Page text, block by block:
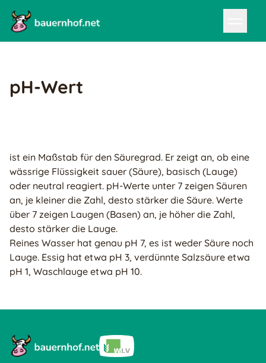
pH-Wert
ist ein Maßstab für den Säuregrad. Er zeigt an, ob eine
wässrige Flüssigkeit sauer (Säure), basisch (Lauge)
oder neutral reagiert. pH-Werte unter 7 zeigen Säuren
an, je kleiner die Zahl, desto stärker die Säure. Werte
über 7 zeigen Laugen (Basen) an, je höher die Zahl,
desto stärker die Lauge.
Reines Wasser hat genau pH 7, es ist weder Säure noch
Lauge. Essig hat etwa pH 3, verdünnte Salzsäure etwa
pH 1, Waschlauge etwa pH 10.